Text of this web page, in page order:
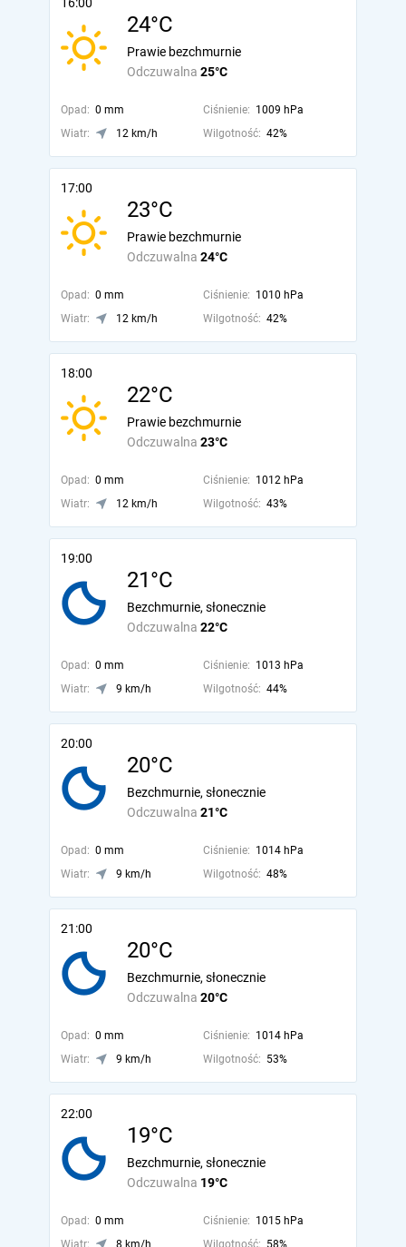
24°C
Odczuwalna 25°C
Prawie bezchmurnie
Opad: 0 mm Ciśnienie: 1009 hPa
Wiatr:
12 km/h Wilgotność: 42%
17:00
23°C
Odczuwalna 24°C
Prawie bezchmurnie
Opad: 0 mm Ciśnienie: 1010 hPa
Wiatr:
12 km/h Wilgotność: 42%
18:00
22°C
Odczuwalna 23°C
Prawie bezchmurnie
Opad: 0 mm Ciśnienie: 1012 hPa
Wiatr:
12 km/h Wilgotność: 43%
19:00
21°C
Odczuwalna 22°C
Bezchmurnie, słonecznie
Opad: 0 mm Ciśnienie: 1013 hPa
Wiatr:
9 km/h Wilgotność: 44%
20:00
20°C
Odczuwalna 21°C
Bezchmurnie, słonecznie
Opad: 0 mm Ciśnienie: 1014 hPa
Wiatr:
9 km/h Wilgotność: 48%
21:00
20°C
Odczuwalna 20°C
Bezchmurnie, słonecznie
Opad: 0 mm Ciśnienie: 1014 hPa
Wiatr:
9 km/h Wilgotność: 53%
22:00
19°C
Odczuwalna 19°C
Bezchmurnie, słonecznie
Opad: 0 mm Ciśnienie: 1015 hPa
Wiatr:
8 km/h Wilgotność: 58%